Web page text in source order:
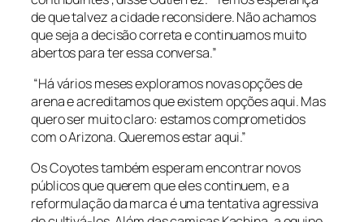
de que talvez a cidade reconsidere. Não achamos
que seja a decisão correta e continuamos muito
abertos para ter essa conversa.”
“Há vários meses exploramos novas opções de
arena e acreditamos que existem opções aqui. Mas
quero ser muito claro: estamos comprometidos
com o Arizona. Queremos estar aqui.”
Os Coyotes também esperam encontrar novos
públicos que querem que eles continuem, e a
reformulação da marca é uma tentativa agressiva